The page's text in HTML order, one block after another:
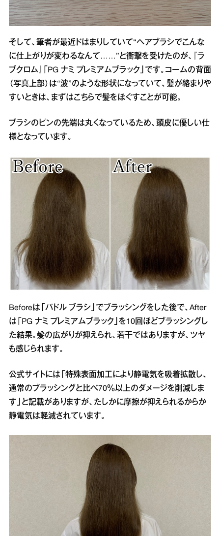
そして、筆者が最近ドはまりしていて“ヘアブラシでこんな
に仕上がりが変わるなんて……”と衝撃を受けたのが、『ラ
ブクロム』「PG ナミ プレミアムブラック」です。コームの背面
（写真上部）は“波”のような形状になっていて、髪が絡まりや
すいときは、まずはこちらで髪をほぐすことが可能。
ブラシのピンの先端は丸くなっているため、頭皮に優しい仕
様となっています。
Beforeは「パドル ブラシ」でブラッシングをした後で、After
は「PG ナミ プレミアムブラック」を10回ほどブラッシングし
た結果。髪の広がりが抑えられ、若干ではありますが、ツヤ
も感じられます。
公式サイトには「特殊表面加工により静電気を吸着拡散し、
通常のブラッシングと比べ70％以上のダメージを削減しま
す」と記載がありますが、たしかに摩擦が抑えられるからか
静電気は軽減されています。